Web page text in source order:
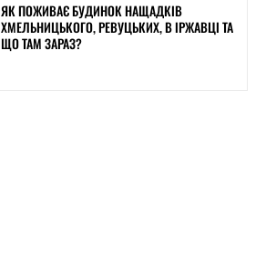
ЯК ПОЖИВАЄ БУДИНОК НАЩАДКІВ
ХМЕЛЬНИЦЬКОГО, РЕВУЦЬКИХ, В ІРЖАВЦІ ТА
ЩО ТАМ ЗАРАЗ?